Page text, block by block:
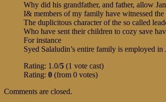
Why did his grandfather, and father, allow
I& members of my family have witnessed
The duplicitous character of the so called
Who have sent their children to cozy save
For instance
Syed Salaludin’s entire family is employed
Rating: 1.0/5 (1 vote cast)
Rating: 0 (from 0 votes)
Comments are closed.